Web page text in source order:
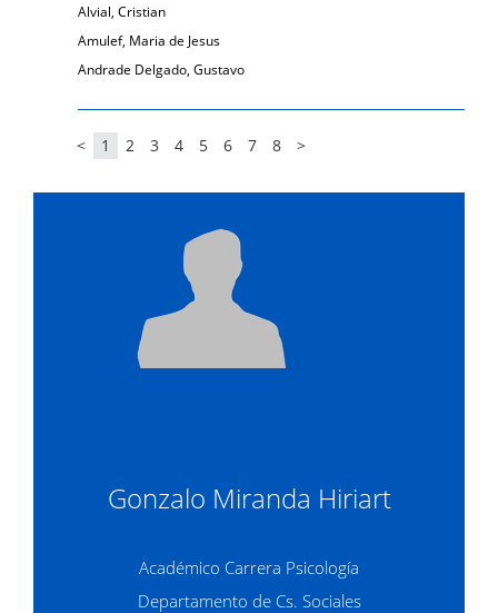
Alvial, Cristian
Amulef, Maria de Jesus
Andrade Delgado, Gustavo
< 1 2 3 4 5 6 7 8 >
Gonzalo Miranda Hiriart
Académico Carrera Psicología
Departamento de Cs. Sociales